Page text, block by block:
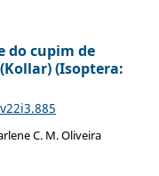
do cupim de
(Isoptera:
C. M. Oliveira